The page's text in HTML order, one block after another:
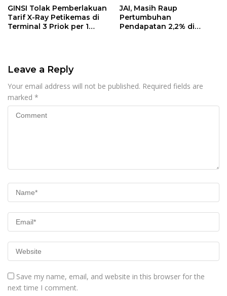
GINSI Tolak Pemberlakuan
Tarif X-Ray Petikemas di
Terminal 3 Priok per 1
JAI, Masih Raup
Pertumbuhan
Pendapatan 2,2% di
Leave a Reply
Your email address will not be published. Required fields are
marked *
Save my name, email, and website in this browser for the
next time I comment.